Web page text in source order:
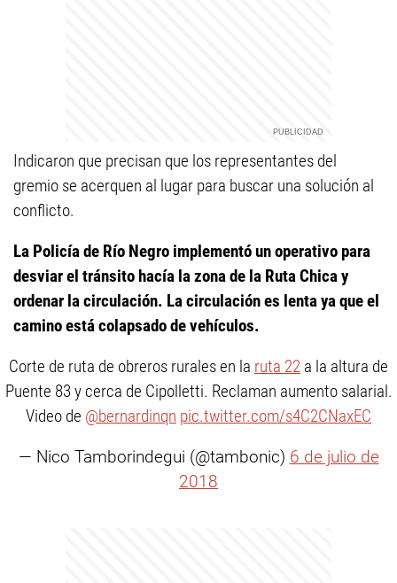
Indicaron que precisan que los representantes del
gremio se acerquen al lugar para buscar una solución al
conflicto.
La Policía de Río Negro implementó un operativo para
desviar el tránsito hacía la zona de la Ruta Chica y
ordenar la circulación. La circulación es lenta ya que el
camino está colapsado de vehículos.
Corte de ruta de obreros rurales en la ruta 22 a la altura de
Puente 83 y cerca de Cipolletti. Reclaman aumento salarial.
Video de @bernardinqn pic.twitter.com/s4C2CNaxEC
— Nico Tamborindegui (@tambonic) 6 de julio de
2018